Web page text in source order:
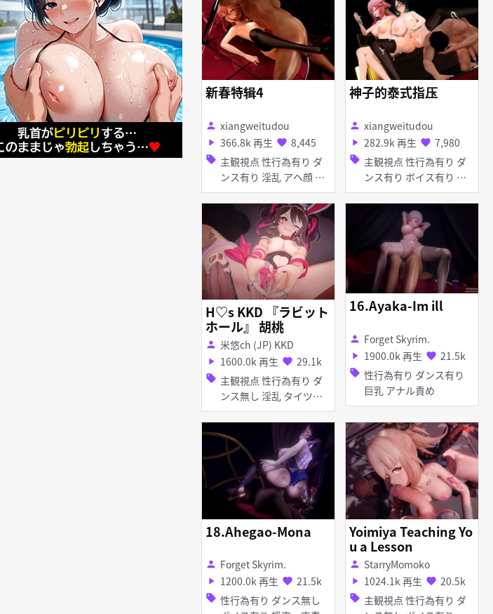
新春特辑4
person xiangweitudou
play_arrow 366.8k 再生 favorite 8,445
sell 主観視点 性行為有り ダ
ンス有り 淫乱 アヘ顔 デ
ィープスロート フェラ
神子的泰式指压
person xiangweitudou
play_arrow 282.9k 再生 favorite 7,980
sell 主観視点 性行為有り ダ
ンス有り ボイス有り 淫
乱 タイツ・ストッキング
メガネ イラマチオ フェ
ラ 女性上位
H♡s KKD 『ラビット
ホール』 胡桃
person 米悠ch (JP) KKD
play_arrow 1600.0k 再生 favorite 29.1k
sell 主観視点 性行為有り ダ
ンス無し 淫乱 タイツ・
ストッキング バニーガー
ル
16.Ayaka-Im ill
person Forget Skyrim.
play_arrow 1900.0k 再生 favorite 21.5k
sell 性行為有り ダンス有り
巨乳 アナル責め
18.Ahegao-Mona
person Forget Skyrim.
play_arrow 1200.0k 再生 favorite 21.5k
sell 性行為有り ダンス無し
Yoimiya Teaching Yo
u a Lesson
person StarryMomoko
play_arrow 1024.1k 再生 favorite 20.5k
sell 主観視点 性行為有り ダ